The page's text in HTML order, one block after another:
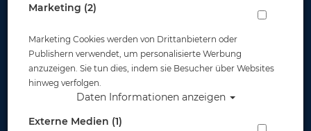
Rahmen: Schwarz
Artikelnr.: ato-04022000
Marketing (2)
Marketing Cookies werden von Drittanbietern oder
Publishern verwendet, um personalisierte Werbung
anzuzeigen. Sie tun dies, indem sie Besucher über Websites
hinweg verfolgen.
Daten Informationen anzeigen
Externe Medien (1)